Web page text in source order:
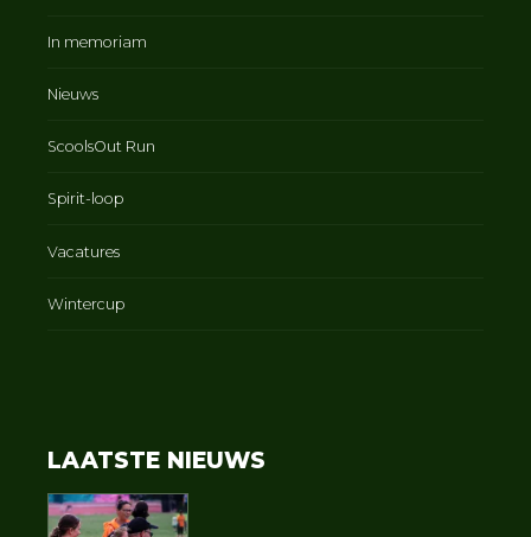
In memoriam
Nieuws
ScoolsOut Run
Spirit-loop
Vacatures
Wintercup
LAATSTE NIEUWS